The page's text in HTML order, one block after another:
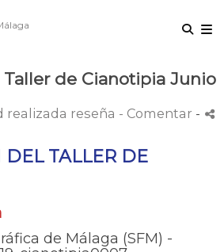
Taller de Cianotipia Junio
realizada reseña - Comentar -
DEL TALLER DE